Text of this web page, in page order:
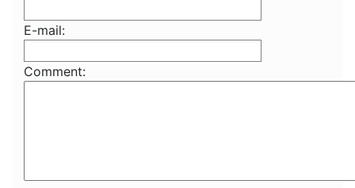
E-mail:
Comment: